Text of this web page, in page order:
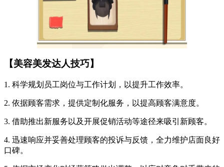
【美容美发达人技巧】
1. 科学规划员工岗位与工作计划，以提升工作效率。
2. 依据顾客需求，提供定制化服务，以提高顾客满意度。
3. 借助推出新服务以及开展促销活动等途径来吸引新顾客。
4. 迅速响应并妥善处理顾客的投诉与反馈，全力维护店面良好
口碑。